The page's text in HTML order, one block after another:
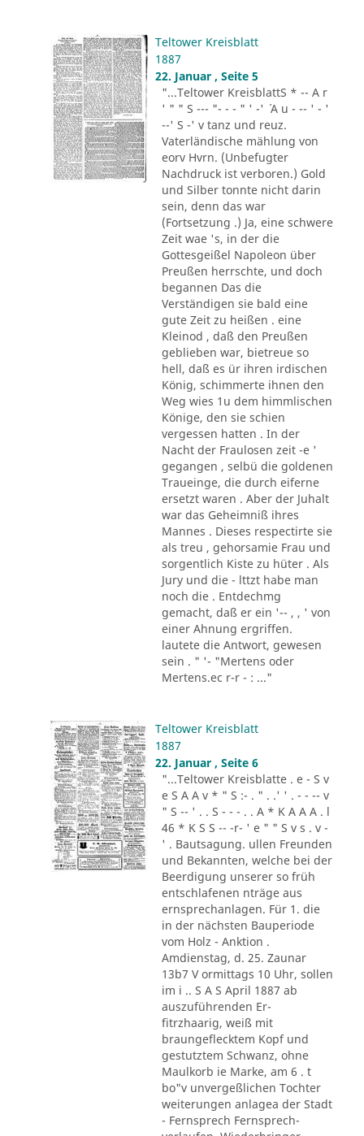
Teltower Kreisblatt
1887
22. Januar , Seite 5
"...Teltower KreisblattS * -- A r
' " " S --- "- - - " ' -' ´ A u - -- ' - '
--' S -' v tanz und reuz.
Vaterländische mählung von
eorv Hvrn. (Unbefugter
Nachdruck ist verboren.) Gold
und Silber tonnte nicht darin
sein, denn das war
(Fortsetzung .) Ja, eine schwere
Zeit wae 's, in der die
Gottesgeißel Napoleon über
Preußen herrschte, und doch
begannen Das die
Verständigen sie bald eine
gute Zeit zu heißen . eine
Kleinod , daß den Preußen
geblieben war, bietreue so
hell, daß es ür ihren irdischen
König, schimmerte ihnen den
Weg wies 1u dem himmlischen
Könige, den sie schien
vergessen hatten . In der
Nacht der Fraulosen zeit -e '
gegangen , selbü die goldenen
Traueinge, die durch eiferne
ersetzt waren . Aber der Juhalt
war das Geheimniß ihres
Mannes . Dieses respectirte sie
als treu , gehorsamie Frau und
sorgentlich Kiste zu hüter . Als
Jury und die - lttzt habe man
noch die . Entdechmg
gemacht, daß er ein '-- , , ' von
einer Ahnung ergriffen.
lautete die Antwort, gewesen
sein . " '- "Mertens oder
Mertens.ec r-r - : ..."
Teltower Kreisblatt
1887
22. Januar , Seite 6
"...Teltower Kreisblatte . e - S v
e S A A v * " S :- . " . .' ' . - - -- v
" S -- ' . . S - - - . . A * K A A A . l
46 * K S S -- -r- ' e " " S v s . v -
' . Bautsagung. ullen Freunden
und Bekannten, welche bei der
Beerdigung unserer so früh
entschlafenen nträge aus
ernsprechanlagen. Für 1. die
in der nächsten Bauperiode
vom Holz - Anktion .
Amdienstag, d. 25. Zaunar
13b7 V ormittags 10 Uhr, sollen
im i .. S A S April 1887 ab
auszuführenden Er-
fitrzhaarig, weiß mit
braungeflecktem Kopf und
gestutztem Schwanz, ohne
Maulkorb ie Marke, am 6 . t
bo"v unvergeßlichen Tochter
weiterungen anlagea der Stadt
- Fernsprech Fernsprech-